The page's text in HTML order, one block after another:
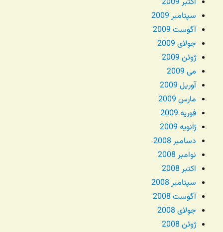
سپتامبر 2009
آگوست 2009
جولای 2009
ژوئن 2009
می 2009
آوریل 2009
مارس 2009
فوریه 2009
ژانویه 2009
دسامبر 2008
نوامبر 2008
اکتبر 2008
سپتامبر 2008
آگوست 2008
جولای 2008
ژوئن 2008